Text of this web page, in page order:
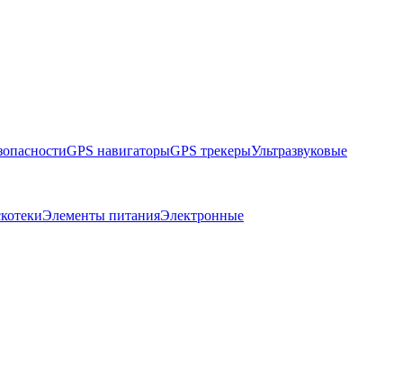
GPS навигаторыGPS трекерыУльтразвуковые
Элементы питанияЭлектронные